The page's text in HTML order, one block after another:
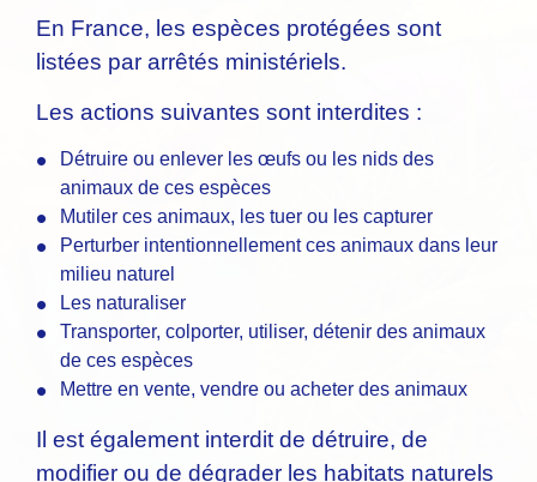
En France, les espèces protégées sont
listées par arrêtés ministériels.
Les actions suivantes sont interdites :
Détruire ou enlever les œufs ou les nids des
animaux de ces espèces
Mutiler ces animaux, les tuer ou les capturer
Perturber intentionnellement ces animaux dans leur
milieu naturel
Les naturaliser
Transporter, colporter, utiliser, détenir des animaux
de ces espèces
Mettre en vente, vendre ou acheter des animaux
Il est également interdit de détruire, de
modifier ou de dégrader les habitats naturels